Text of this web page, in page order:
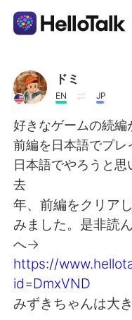
語言交換應用
AI Grammar
繁體中文
English
Español
Français
ドミ
EN JP
好きなゲームの続編
前編を日本語でプレ
日本語でやろうと思
去
年、前編をクリア
みました。是非読
へ→
https://
id=DmxVND
みずきちゃんは大